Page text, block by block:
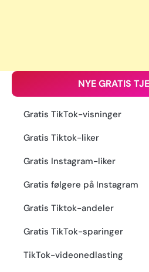
NYE GRATIS
Gratis TikTok-visninger
Gratis Tiktok-liker
Gratis Instagram-liker
Gratis følgere på Instagram
Gratis Tiktok-andeler
Gratis TikTok-sparinger
TikTok-videonedlasting